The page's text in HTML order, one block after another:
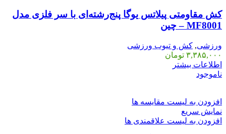
کش مقاومتی پیلاتس یوگا پنج‌رشته‌ای با سر فلزی مدل
MF8001 – چین
ورزشی, کش و تیوب ورزشی
۳,۳۸۵,۰۰۰ تومان
اطلاعات بیشتر
ناموجود
افزودن به لیست مقایسه ها
نمایش سریع
افزودن به لیست علاقمندی ها